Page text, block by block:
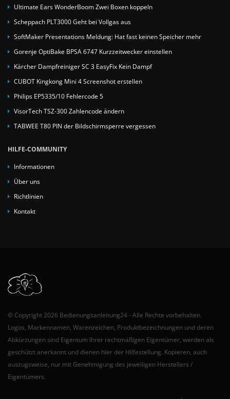
Ultimate Ears WonderBoom Zwei Boxen koppeln
Scheppach PLT3000 Geht bei Vollgas aus
SoftMaker Presentations Meldung: Hat fast keinen Speicher mehr
Gorenje OptiBake BPSA 6747 Kurzzeitwecker einstellen
Kärcher Dampfreiniger SC 3 EasyFix Kein Dampf
CUBOT Kingkong Mini 4 Screenshot erstellen
Philips EP5335/10 Fehlercode 5
VisorTech TSZ-300 Zahlencode ändern
TABWEE T80 PIN der Bildschirmsperre vergessen
HILFE-COMMUNITY
Informationen
Über uns
Richtlinien
Kontakt
© Copyright 2026 Bedienungsanleitung24 - Alle Rechte vorbehalten.
Logos, Markennamen, Warenzeichen, Produktbezeichnungen und deren
Abkürzungen sind Eigentum Ihrer rechtmäßigen Eigentümer, werden als
geschützt anerkannt und dienen hier der Hilfestellung. Kopieren, auch
auszugsweise, nur mit Genehmigung des jeweiligen Herstellers /
Eigentümers.